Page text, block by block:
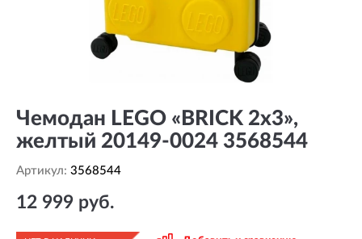
Чемодан LEGO «BRICK 2x3»,
желтый 20149-0024 3568544
Артикул: 3568544
12 999 руб.